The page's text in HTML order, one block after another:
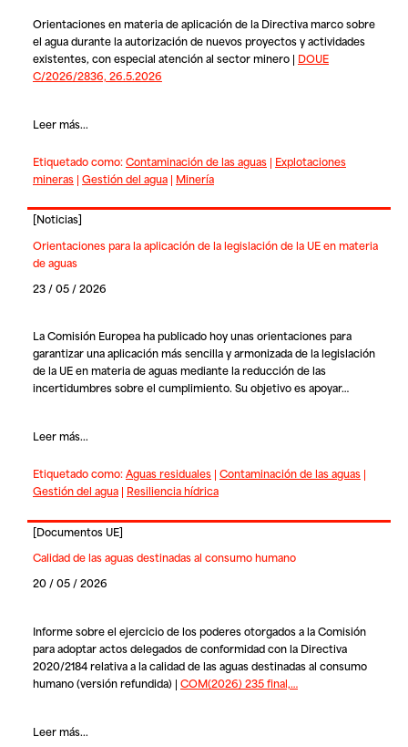
Orientaciones en materia de aplicación de la Directiva marco sobre
el agua durante la autorización de nuevos proyectos y actividades
existentes, con especial atención al sector minero | DOUE
C/2026/2836, 26.5.2026
Leer más...
Etiquetado como:Contaminación de las aguas| Explotaciones
mineras| Gestión del agua| Minería
[Noticias]
Orientaciones para la aplicación de la legislación de la UE en materia
de aguas
23 / 05 / 2026
La Comisión Europea ha publicado hoy unas orientaciones para
garantizar una aplicación más sencilla y armonizada de la legislación
de la UE en materia de aguas mediante la reducción de las
incertidumbres sobre el cumplimiento. Su objetivo es apoyar…
Leer más...
Etiquetado como:Aguas residuales| Contaminación de las aguas|
Gestión del agua| Resiliencia hídrica
[Documentos UE]
Calidad de las aguas destinadas al consumo humano
20 / 05 / 2026
Informe sobre el ejercicio de los poderes otorgados a la Comisión
para adoptar actos delegados de conformidad con la Directiva
2020/2184 relativa a la calidad de las aguas destinadas al consumo
humano (versión refundida) | COM(2026) 235 final,…
Leer más...